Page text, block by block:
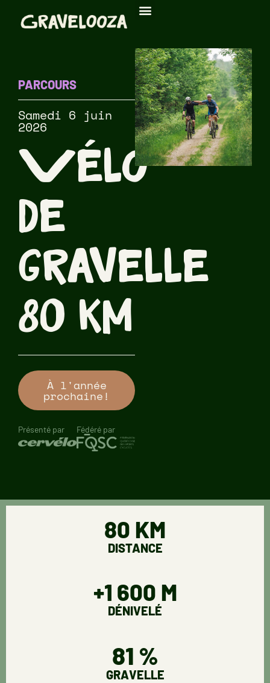
PARCOURS
Samedi 6 juin
2026
Vélo
de
gravelle
80 km
À l'année
prochaine!
Présenté par Fédéré par
80 KM
DISTANCE
+1 600 M
DÉNIVELÉ
81 %
GRAVELLE